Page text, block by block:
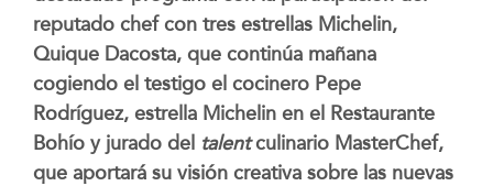
reputado chef con tres estrellas Michelin,
Quique Dacosta, que continúa mañana
cogiendo el testigo el cocinero Pepe
Rodríguez, estrella Michelin en el Restaurante
Bohío y jurado del talentculinario MasterChef,
que aportará su visión creativa sobre las nuevas